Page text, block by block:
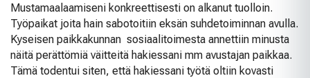
Mustamaalaamiseni konkreettisesti on alkanut tuolloin.
Työpaikat joita hain sabotoitiin eksän suhdetoiminnan avulla.
Kyseisen paikkakunnan sosiaalitoimesta annettiin minusta
näitä perättömiä väitteitä hakiessani mm avustajan paikkaa.
Tämä todentui siten, että hakiessani työtä oltiin kovasti